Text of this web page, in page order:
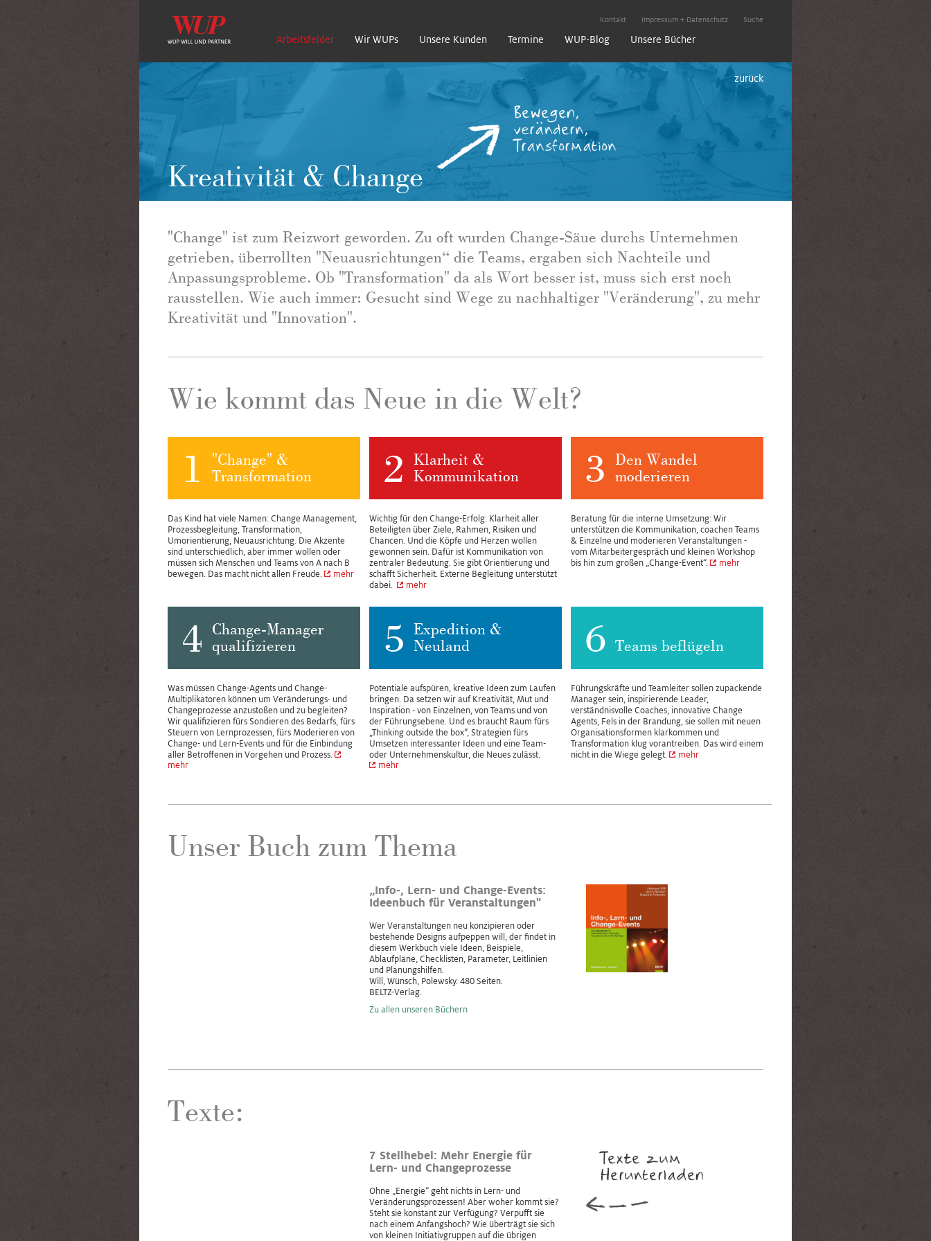
Arbeitsfelder Wir WUPs Unsere Kunden Termine WUP-Blog Unsere Bücher
Kontakt Impressum + Datenschutz Suche
Kreativität & Change
Bewegen,
verändern,
Transformation
zurück
1
Transformation
2
Kommunikation
3
moderieren
4
qualifizieren
5
"Change" ist zum Reizwort geworden. Zu oft wurden Change-Säue durchs Unternehmen
getrieben, überrollten "Neuausrichtungen“ die Teams, ergaben sich Nachteile und
Anpassungsprobleme. Ob "Transformation" da als Wort besser ist, muss sich erst noch
rausstellen. Wie auch immer: Gesucht sind Wege zu nachhaltiger "Veränderung", zu mehr
Kreativität und "Innovation".
Wie kommt das Neue in die Welt?
1
"Change" &
Transformation
Das Kind hat viele Namen: Change Management,
Prozessbegleitung, Transformation,
Umorientierung, Neuausrichtung. Die Akzente
sind unterschiedlich, aber immer wollen oder
müssen sich Menschen und Teams von A nach B
bewegen. Das macht nicht allen Freude.
mehr
2
Klarheit &
Kommunikation
Wichtig für den Change-Erfolg: Klarheit aller
Beteiligten über Ziele, Rahmen, Risiken und
Chancen. Und die Köpfe und Herzen wollen
gewonnen sein. Dafür ist Kommunikation von
zentraler Bedeutung. Sie gibt Orientierung und
schafft Sicherheit. Externe Begleitung unterstützt
dabei.
mehr
3
Den Wandel
moderieren
Beratung für die interne Umsetzung: Wir
unterstützen die Kommunikation, coachen Teams
& Einzelne und moderieren Veranstaltungen -
vom Mitarbeitergespräch und kleinen Workshop
bis hin zum großen „Change-Event“.
mehr
4
Change-Manager
qualifizieren
Was müssen Change-Agents und Change-
Multiplikatoren können um Veränderungs- und
Changeprozesse anzustoßen und zu begleiten?
Wir qualifizieren fürs Sondieren des Bedarfs, fürs
Steuern von Lernprozessen, fürs Moderieren von
Change- und Lern-Events und für die Einbindung
aller Betroffenen in Vorgehen und Prozess.
mehr
5
Expedition &
Neuland
Potentiale aufspüren, kreative Ideen zum Laufen
bringen. Da setzen wir auf Kreativität, Mut und
Inspiration - von Einzelnen, von Teams und von
der Führungsebene. Und es braucht Raum fürs
„Thinking outside the box”, Strategien fürs
Umsetzen interessanter Ideen und eine Team-
oder Unternehmenskultur, die Neues zulässt.
mehr
6 Teams beflügeln
Führungskräfte und Teamleiter sollen zupackende
Manager sein, inspirierende Leader,
verständnisvolle Coaches, innovative Change
Agents, Fels in der Brandung, sie sollen mit neuen
Organisationsformen klarkommen und
Transformation klug vorantreiben. Das wird einem
nicht in die Wiege gelegt.
mehr
Unser Buch zum Thema
„Info-, Lern- und Change-Events:
Ideenbuch für Veranstaltungen"
Wer Veranstaltungen neu konzipieren oder
bestehende Designs aufpeppen will, der findet in
diesem Werkbuch viele Ideen, Beispiele,
Ablaufpläne, Checklisten, Parameter, Leitlinien
und Planungshilfen.
Will, Wünsch, Polewsky. 480 Seiten.
BELTZ-Verlag.
Zu allen unseren Büchern
Texte:
7 Stellhebel: Mehr Energie für
Lern- und Changeprozesse
Ohne „Energie“ geht nichts in Lern- und
Veränderungsprozessen! Aber woher kommt sie?
Steht sie konstant zur Verfügung? Verpufft sie
nach einem Anfangs­hoch? Wie überträgt sie sich
von kleinen Initiativgruppen auf die übrigen
Texte zum
Herunterladen